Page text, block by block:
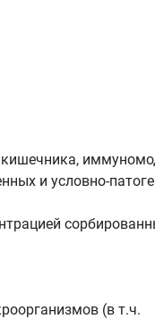
и условно-
(в т.ч.